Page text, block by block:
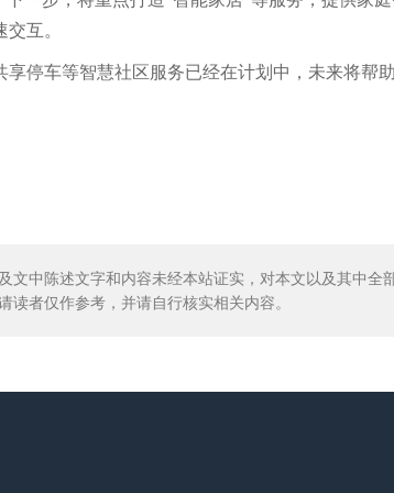
互。
停车等智慧社区服务已经在计划中，未来将帮
文中陈述文字和内容未经本站证实，对本文以及其中全
者仅作参考，并请自行核实相关内容。